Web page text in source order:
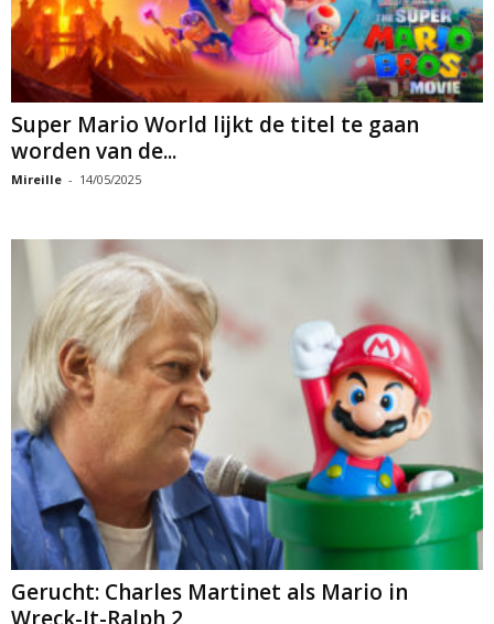
Super Mario World lijkt de titel te gaan
worden van de...
Mireille - 14/05/2025
Gerucht: Charles Martinet als Mario in